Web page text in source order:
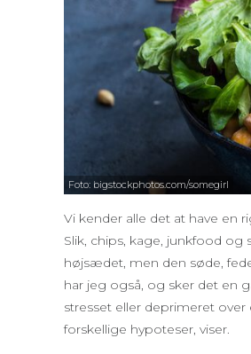
Foto: bigstockphotos.com/somegirl
Vi kender alle det at have en
Slik, chips, kage, junkfood
højsædet, men den søde,
har jeg også, og sker det en
stresset eller deprimeret
forskellige hypoteser, viser.